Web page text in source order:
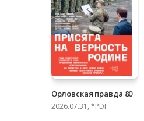
Орловская правда 80
2026.07.31, *PDF